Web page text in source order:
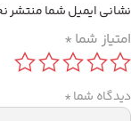
نشانی ایمیل شما منتشر
امتیاز شما *
دیدگاه شما*